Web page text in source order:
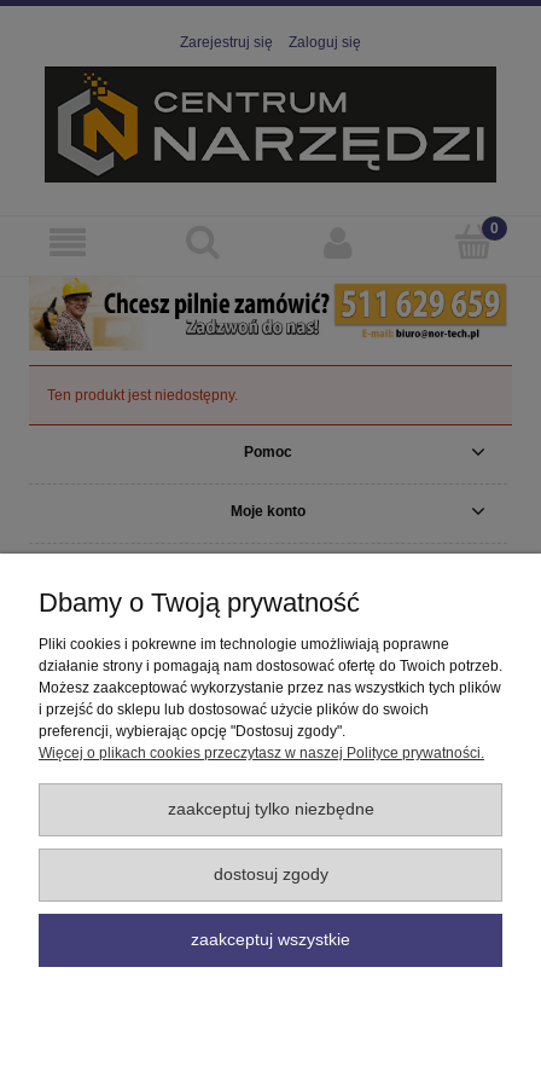
Zarejestruj się Zaloguj się
Ten produkt jest niedostępny.
Pomoc
Moje konto
O nas
pokaż pełną wersję strony
Sklep internetowy Shoper Premium
Dbamy o Twoją prywatność
Pliki cookies i pokrewne im technologie umożliwiają poprawne
działanie strony i pomagają nam dostosować ofertę do Twoich potrzeb.
Możesz zaakceptować wykorzystanie przez nas wszystkich tych plików
i przejść do sklepu lub dostosować użycie plików do swoich
preferencji, wybierając opcję "Dostosuj zgody".
Więcej o plikach cookies przeczytasz w naszej Polityce prywatności.
zaakceptuj tylko niezbędne
dostosuj zgody
zaakceptuj wszystkie